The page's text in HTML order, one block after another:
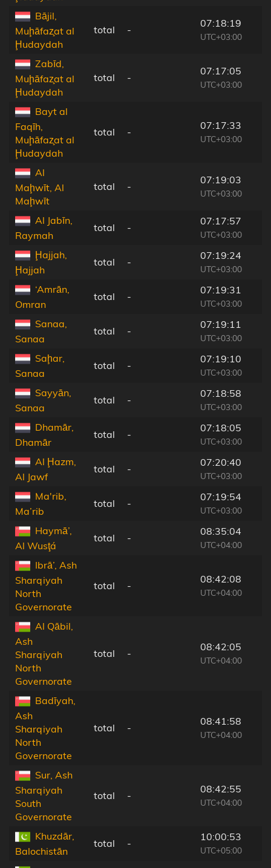
Bājil,
Muḩāfaz̧at al
Ḩudaydah
total -
07:18:19
UTC+03:00
Zabīd,
Muḩāfaz̧at al
Ḩudaydah
total -
07:17:05
UTC+03:00
Bayt al
Faqīh,
Muḩāfaz̧at al
Ḩudaydah
total -
07:17:33
UTC+03:00
Al
Maḩwīt, Al
Maḩwīt
total -
07:19:03
UTC+03:00
Al Jabīn,
Raymah
total -
07:17:57
UTC+03:00
Ḩajjah,
Ḩajjah
total -
07:19:24
UTC+03:00
‘Amrān,
Omran
total -
07:19:31
UTC+03:00
Sanaa,
Sanaa
total -
07:19:11
UTC+03:00
Saḩar,
Sanaa
total -
07:19:10
UTC+03:00
Sayyān,
Sanaa
total -
07:18:58
UTC+03:00
Dhamār,
Dhamār
total -
07:18:05
UTC+03:00
Al Ḩazm,
Al Jawf
total -
07:20:40
UTC+03:00
Ma'rib,
Ma’rib
total -
07:19:54
UTC+03:00
Haymā’,
Al Wusţá
total -
08:35:04
UTC+04:00
Ibrā’, Ash
Sharqiyah
North
Governorate
total -
08:42:08
UTC+04:00
Al Qābil,
Ash
Sharqiyah
North
Governorate
total -
08:42:05
UTC+04:00
Badīyah,
Ash
Sharqiyah
North
Governorate
total -
08:41:58
UTC+04:00
Sur, Ash
Sharqiyah
South
Governorate
total -
08:42:55
UTC+04:00
Khuzdār,
Balochistān
total -
10:00:53
UTC+05:00